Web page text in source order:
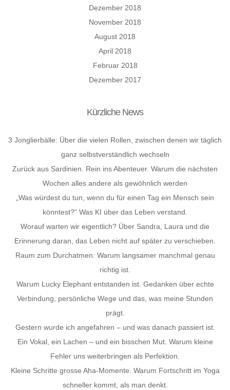
Dezember 2018
November 2018
August 2018
April 2018
Februar 2018
Dezember 2017
Kürzliche News
3 Jonglierbälle: Über die vielen Rollen, zwischen denen wir täglich
ganz selbstverständlich wechseln
Zurück aus Sardinien. Rein ins Abenteuer. Warum die nächsten
Wochen alles andere als gewöhnlich werden
„Was würdest du tun, wenn du für einen Tag ein Mensch sein
könntest?“ Was KI über das Leben verstand.
Worauf warten wir eigentlich? Über Sandra, Laura und die
Erinnerung daran, das Leben nicht auf später zu verschieben.
Raum zum Durchatmen: Warum langsamer manchmal genau
richtig ist.
Warum Lucky Elephant entstanden ist. Gedanken über echte
Verbindung, persönliche Wege und das, was meine Stunden
prägt.
Gestern wurde ich angefahren – und was danach passiert ist.
Ein Vokal, ein Lachen – und ein bisschen Mut. Warum kleine
Fehler uns weiterbringen als Perfektion.
Kleine Schritte grosse Aha-Momente. Warum Fortschritt im Yoga
schneller kommt, als man denkt.